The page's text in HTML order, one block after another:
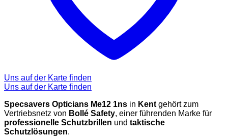
Uns auf der Karte finden
Uns auf der Karte finden
Specsavers Opticians Me12 1ns in Kentgehört zum
Vertriebsnetz von Bollé Safety, einer führenden Marke für
professionelle Schutzbrillen und taktische
Schutzlösungen.